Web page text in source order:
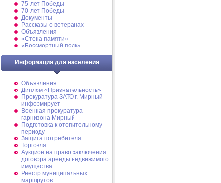
75-лет Победы
70-лет Победы
Документы
Рассказы о ветеранах
Объявления
«Стена памяти»
«Бессмертный полк»
Информация для населения
Объявления
Диплом «Признательность»
Прокуратура ЗАТО г. Мирный
информирует
Военная прокуратура
гарнизона Мирный
Подготовка к отопительному
периоду
Защита потребителя
Торговля
Аукцион на право заключения
договора аренды недвижимого
имущества
Реестр муниципальных
маршрутов